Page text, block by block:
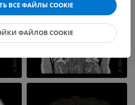
ВСЕ ФАЙЛЫ COOKIE
ФАЙЛОВ COOKIE